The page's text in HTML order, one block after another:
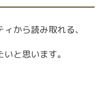
から読み取れる、
と思います。